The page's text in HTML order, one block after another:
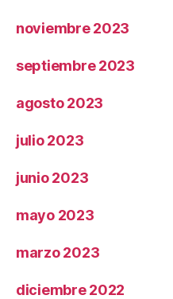
noviembre 2023
septiembre 2023
agosto 2023
julio 2023
junio 2023
mayo 2023
marzo 2023
diciembre 2022